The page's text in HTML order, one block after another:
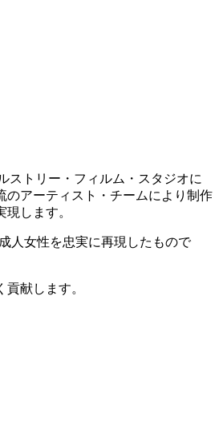
ストリー・フィルム・スタジオに
のアーティスト・チームにより制作
します。
人女性を忠実に再現したもので
献します。